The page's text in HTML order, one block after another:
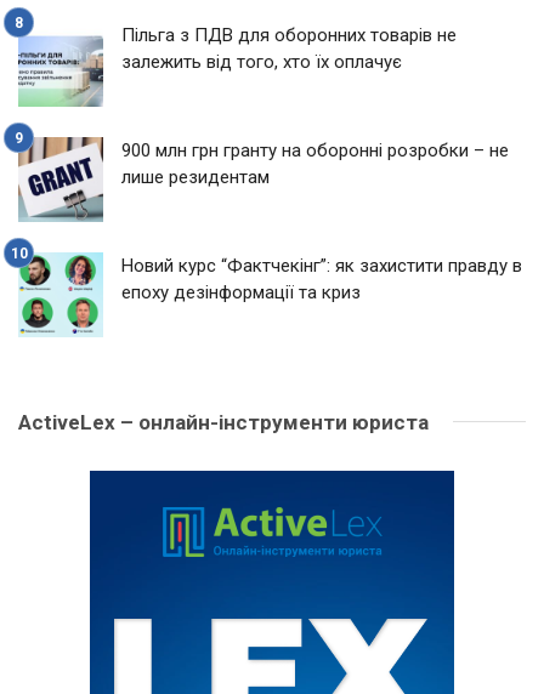
Пільга з ПДВ для оборонних товарів не
залежить від того, хто їх оплачує
900 млн грн гранту на оборонні розробки – не
лише резидентам
Новий курс “Фактчекінг”: як захистити правду в
епоху дезінформації та криз
ActiveLex – онлайн-інструменти юриста